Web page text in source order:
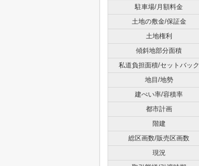
駐車場/月額料金
土地の敷金/保証金
土地権利
傾斜地部分面積
私道負担面積/セットバック
地目/地勢
建ぺい率/容積率
都市計画
階建
総区画数/販売区画数
現況